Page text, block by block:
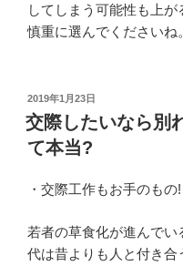
してしまう可能性も上
慎重に選んでくださいね。
投
稿
日:
2019年1月23日
交際したいなら別
て本当?
・交際工作もお手のもの!
若者の草食化が進んで
代は昔よりも人と付き